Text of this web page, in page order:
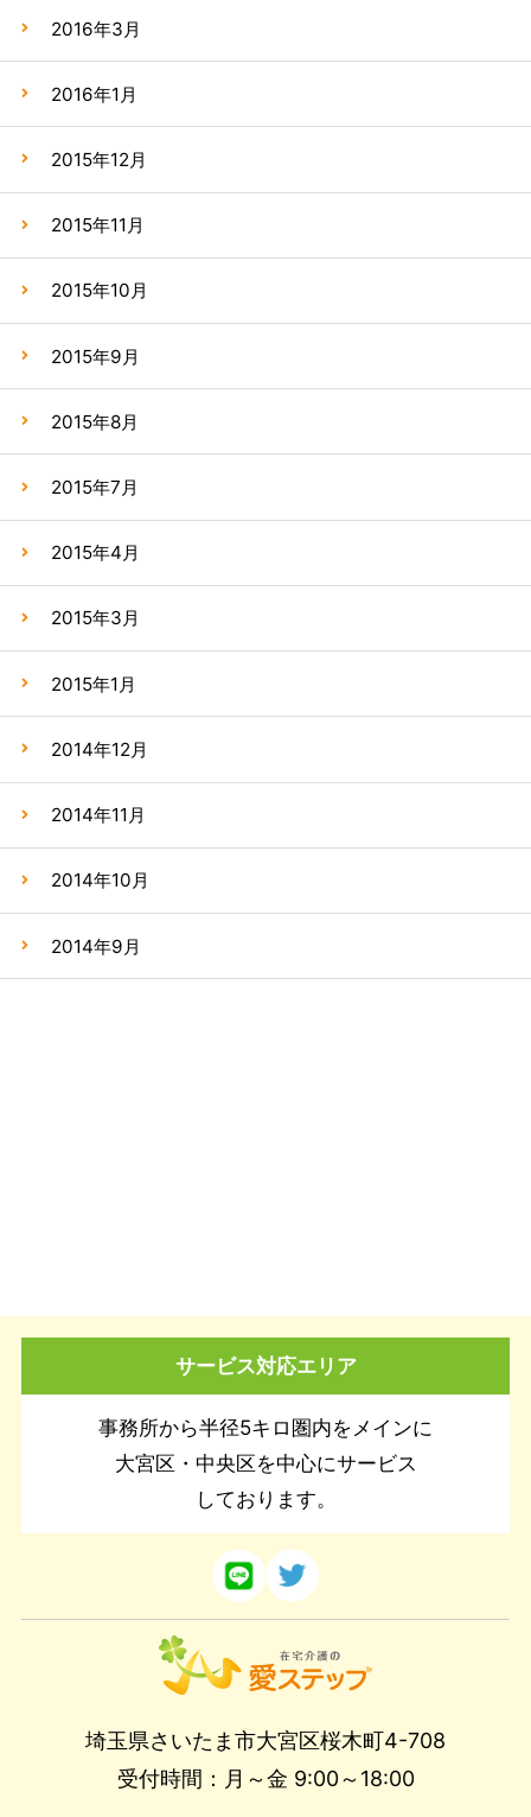
2016年3月
2016年1月
2015年12月
2015年11月
2015年10月
2015年9月
2015年8月
2015年7月
2015年4月
2015年3月
2015年1月
2014年12月
2014年11月
2014年10月
2014年9月
サービス対応エリア
事務所から半径5キロ圏内をメインに
大宮区・中央区を中心にサービス
しております。
埼玉県さいたま市大宮区桜木町4-708
受付時間：月～金 9:00～18:00